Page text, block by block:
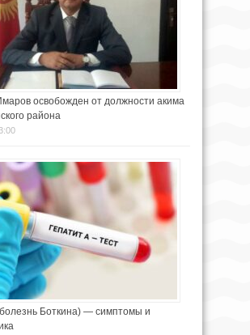
освобожден от должности акима
района
Боткина) — симптомы и